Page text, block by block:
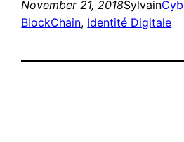
November 21, 2018Sylvain
BlockChain, Identité Digitale